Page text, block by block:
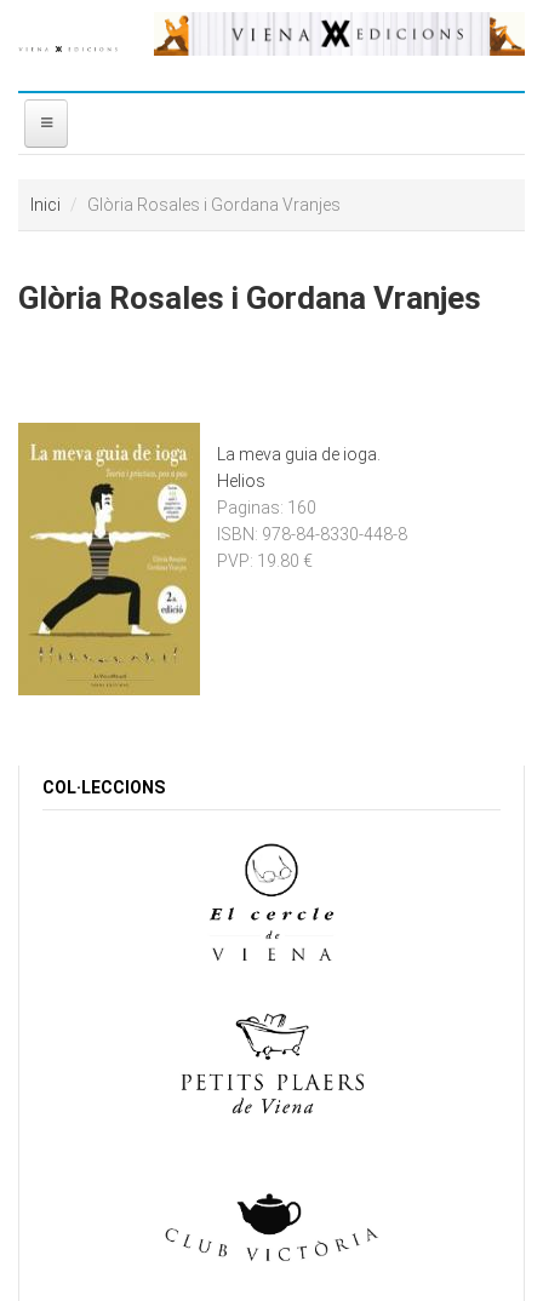
DISTRIBUÏDORA
Inici Glòria Rosales i Gordana Vranjes
Glòria Rosales i Gordana Vranjes
La meva guia de ioga.
Helios
Paginas: 160
ISBN: 978-84-8330-448-8
PVP: 19.80 €
COL·LECCIONS